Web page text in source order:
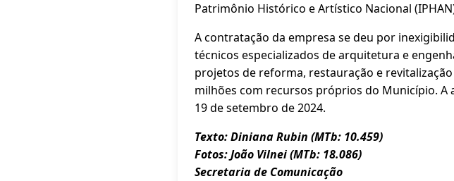
Patrimônio Histórico e Artístico Nacional
A contratação da empresa se deu por
técnicos especializados de arquitetura e
projetos de reforma, restauração e
milhões com recursos próprios do Município. A
19 de setembro de 2024.
Texto: Diniana Rubin (MTb: 10.459)
Fotos: João Vilnei (MTb: 18.086)
Secretaria de Comunicação